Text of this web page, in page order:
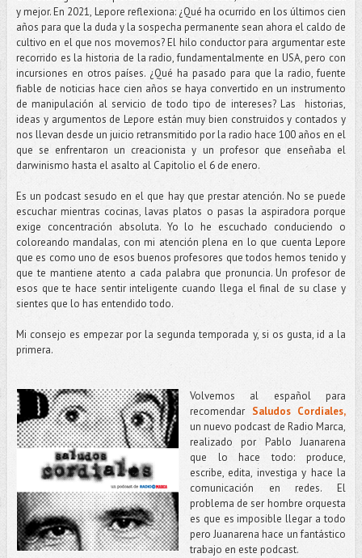
y mejor. En 2021, Lepore reflexiona: ¿Qué ha ocurrido en los últimos cien
años para que la duda y la sospecha permanente sean ahora el caldo de
cultivo en el que nos movemos? El hilo conductor para argumentar este
recorrido es la historia de la radio, fundamentalmente en USA, pero con
incursiones en otros países. ¿Qué ha pasado para que la radio, fuente
fiable de noticias hace cien años se haya convertido en un instrumento
de manipulación al servicio de todo tipo de intereses? Las historias,
ideas y argumentos de Lepore están muy bien construidos y contados y
nos llevan desde un juicio retransmitido por la radio hace 100 años en el
que se enfrentaron un creacionista y un profesor que enseñaba el
darwinismo hasta el asalto al Capitolio el 6 de enero.
Es un podcast sesudo en el que hay que prestar atención. No se puede
escuchar mientras cocinas, lavas platos o pasas la aspiradora porque
exige concentración absoluta. Yo lo he escuchado conduciendo o
coloreando mandalas, con mi atención plena en lo que cuenta Lepore
que es como uno de esos buenos profesores que todos hemos tenido y
que te mantiene atento a cada palabra que pronuncia. Un profesor de
esos que te hace sentir inteligente cuando llega el final de su clase y
sientes que lo has entendido todo.
Mi consejo es empezar por la segunda temporada y, si os gusta, id a la
primera.
Volvemos al español para
recomendar Saludos Cordiales,
un nuevo podcast de Radio Marca,
realizado por Pablo Juanarena
que lo hace todo: produce,
escribe, edita, investiga y hace la
comunicación en redes. El
problema de ser hombre orquesta
es que es imposible llegar a todo
pero Juanarena hace un fantástico
trabajo en este podcast.